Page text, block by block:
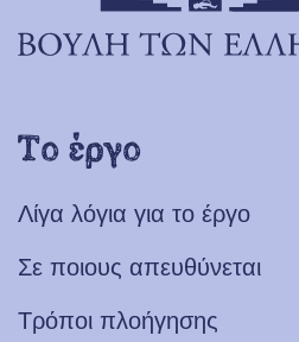
Το έργο
Λίγα λόγια για το έργο
Σε ποιους απευθύνεται
Τρόποι πλοήγησης